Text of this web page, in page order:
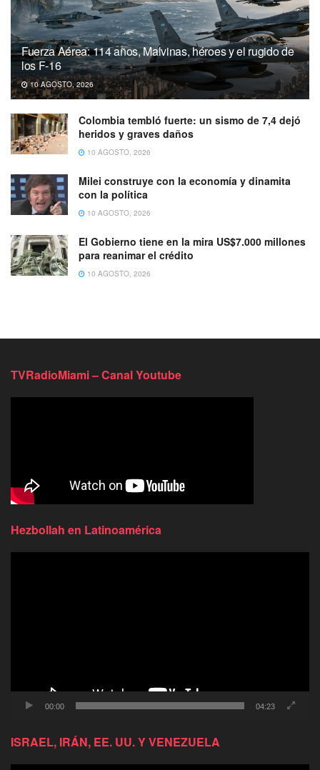
Fuerza Aérea: 114 años, Malvinas, héroes y el rugido de
los F-16
10 AGOSTO, 2026
Colombia tembló fuerte: un sismo de 7,4 dejó
heridos y graves daños
10 AGOSTO, 2026
Milei construye con la economía y dinamita
con la política
10 AGOSTO, 2026
El Gobierno tiene en la mira US$7.000 millones
para reanimar el crédito
10 AGOSTO, 2026
TVRadioMiami – Canal Youtube
Hezbollah en Latinoamérica
00:00 04:23
ISRAEL, IRÁN, EE. UU. Y VENEZUELA